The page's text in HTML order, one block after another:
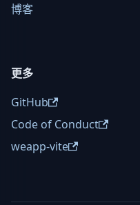
博客
更多
GitHub
Code of Conduct
weapp-vite